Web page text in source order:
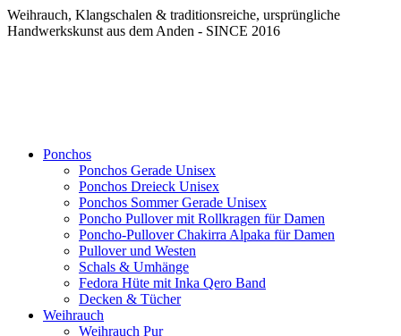
Weihrauch, Klangschalen & traditionsreiche, ursprüngliche
Handwerkskunst aus dem Anden - SINCE 2016
Ponchos
Ponchos Gerade Unisex
Ponchos Dreieck Unisex
Ponchos Sommer Gerade Unisex
Poncho Pullover mit Rollkragen für Damen
Poncho-Pullover Chakirra Alpaka für Damen
Pullover und Westen
Schals & Umhänge
Fedora Hüte mit Inka Qero Band
Decken & Tücher
Weihrauch
Weihrauch Pur